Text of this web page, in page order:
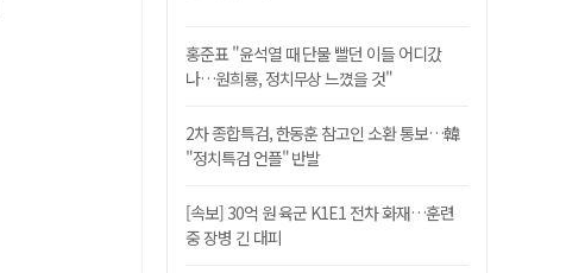
홍준표 "윤석열 때 단물 빨던 이들 어디갔
나…원희룡, 정치무상 느꼈을 것"
2차 종합특검, 한동훈 참고인 소환 통보…韓
"정치특검 언플" 반발
[속보] 30억 원 육군 K1E1 전차 화재…훈련
중 장병 긴 대피